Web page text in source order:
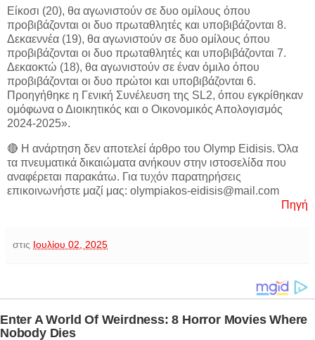
Είκοσι (20), θα αγωνιστούν σε δυο ομίλους όπου
προβιβάζονται οι δυο πρωταθλητές και υποβιβάζονται 8.
Δεκαεννέα (19), θα αγωνιστούν σε δυο ομίλους όπου
προβιβάζονται οι δυο πρωταθλητές και υποβιβάζονται 7.
Δεκαοκτώ (18), θα αγωνιστούν σε έναν όμιλο όπου
προβιβάζονται οι δυο πρώτοι και υποβιβάζονται 6.
Προηγήθηκε η Γενική Συνέλευση της SL2, όπου εγκρίθηκαν
ομόφωνα ο Διοικητικός και ο Οικονομικός Απολογισμός
2024-2025».
🔴 Η ανάρτηση δεν αποτελεί άρθρο του Olymp Eidisis. Όλα
τα πνευματικά δικαιώματα ανήκουν στην ιστοσελίδα που
αναφέρεται παρακάτω. Για τυχόν παρατηρήσεις
επικοινωνήστε μαζί μας: olympiakos-eidisis@mail.com
Πηγή
στις Ιουλίου 02, 2025